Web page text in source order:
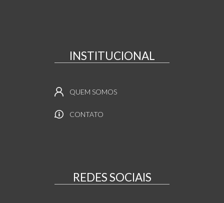
INSTITUCIONAL
QUEM SOMOS
CONTATO
REDES SOCIAIS